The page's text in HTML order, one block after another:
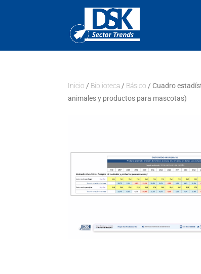
Inicio / Biblioteca / Básico / Cuadro
animales y productos para mascotas)